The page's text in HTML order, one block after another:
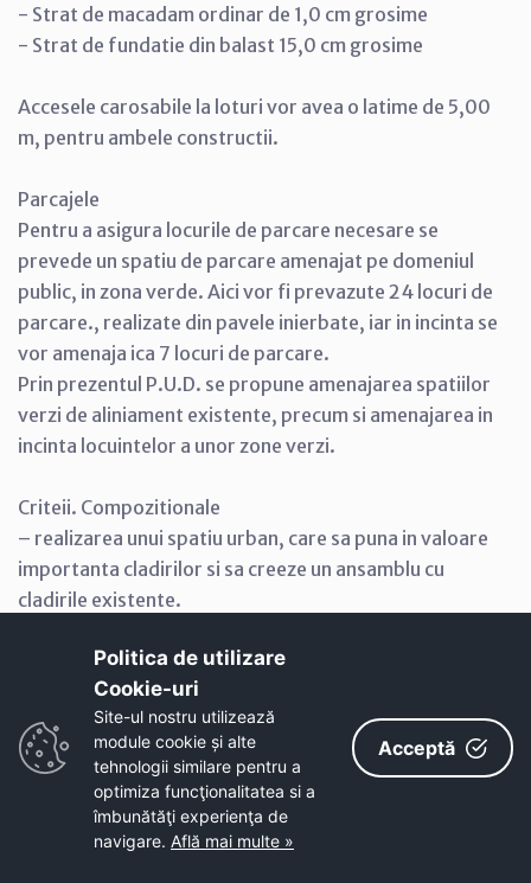
- Strat de macadam ordinar de 1,0 cm grosime
- Strat de fundatie din balast 15,0 cm grosime
Accesele carosabile la loturi vor avea o latime de 5,00
m, pentru ambele constructii.
Parcajele
Pentru a asigura locurile de parcare necesare se
prevede un spatiu de parcare amenajat pe domeniul
public, in zona verde. Aici vor fi prevazute 24 locuri de
parcare., realizate din pavele inierbate, iar in incinta se
vor amenaja ica 7 locuri de parcare.
Prin prezentul P.U.D. se propune amenajarea spatiilor
verzi de aliniament existente, precum si amenajarea in
incinta locuintelor a unor zone verzi.
Criteii. Compozitionale
– realizarea unui spatiu urban, care sa puna in valoare
importanta cladirilor si sa creeze un ansamblu cu
cladirile existente.
Alimentarea cu caldura
Alimentarea cu caldura se va face cu ajutorul unei
centrale termice proprii pe combustibil solid sau gaz..
Alimentarea cu energie electrica
Politica de utilizare
Cookie-uri‎
Site-ul nostru utilizează
module cookie și alte
tehnologii similare pentru a
optimiza funcţionalitatea si a
îmbunătăţi experienţa de
navigare. Află mai multe »
Acceptă